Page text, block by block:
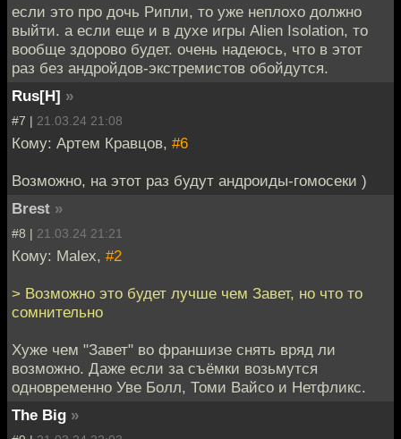
если это про дочь Рипли, то уже неплохо должно
выйти. а если еще и в духе игры Alien Isolation, то
вообще здорово будет. очень надеюсь, что в этот
раз без андройдов-экстремистов обойдутся.
Rus[H] »
#7 | 21.03.24 21:08
Кому: Артем Кравцов, #6
Возможно, на этот раз будут андроиды-гомосеки )
Brest »
#8 | 21.03.24 21:21
Кому: Malex, #2
> Возможно это будет лучше чем Завет, но что то
сомнительно
Хуже чем "Завет" во франшизе снять вряд ли
возможно. Даже если за съёмки возьмутся
одновременно Уве Болл, Томи Вайсо и Нетфликс.
The Big »